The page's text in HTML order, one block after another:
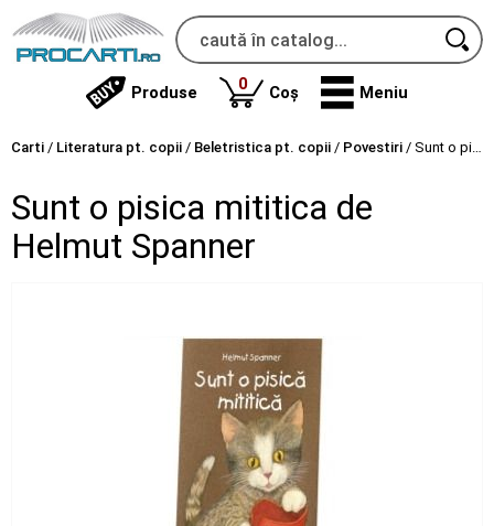
Produse 0produse
Coș Meniu
Carti / Literatura pt. copii / Beletristica pt. copii / Povestiri / Sunt o pisica mititica de Helmut Spanner
Sunt o pisica mititica de
Helmut Spanner